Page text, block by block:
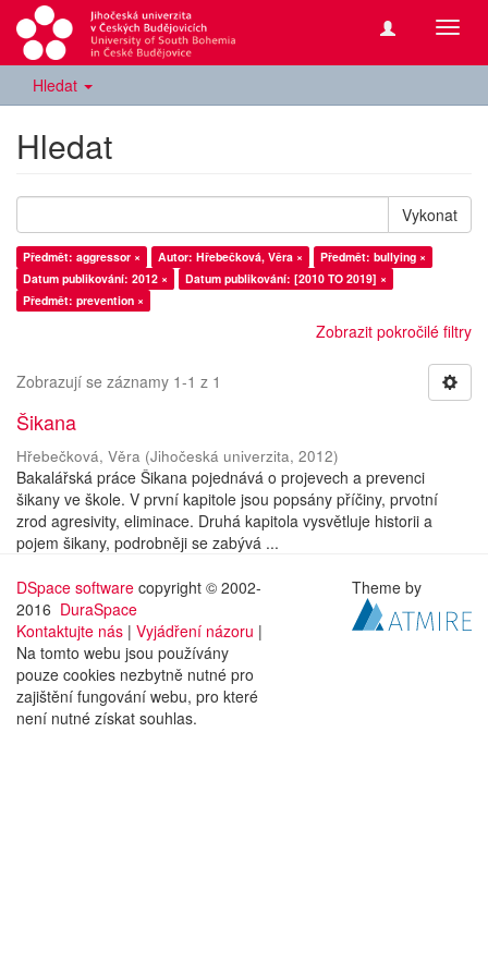
Hledat
Hledat
Vykonat
Předmět: aggressor × Autor: Hřebečková, Věra ×
Předmět: bullying ×
Datum publikování: 2012 ×
Datum publikování: [2010 TO 2019] ×
Předmět: prevention ×
Zobrazit pokročilé filtry
Zobrazují se záznamy 1-1 z 1
Šikana
Hřebečková, Věra (Jihočeská univerzita, 2012)
Bakalářská práce Šikana pojednává o projevech a prevenci
šikany ve škole. V první kapitole jsou popsány příčiny, prvotní
zrod agresivity, eliminace. Druhá kapitola vysvětluje historii a
pojem šikany, podrobněji se zabývá ...
DSpace software copyright © 2002-
2016 DuraSpace
Kontaktujte nás | Vyjádření názoru |
Na tomto webu jsou používány
pouze cookies nezbytně nutné pro
zajištění fungování webu, pro které
není nutné získat souhlas.
Theme by